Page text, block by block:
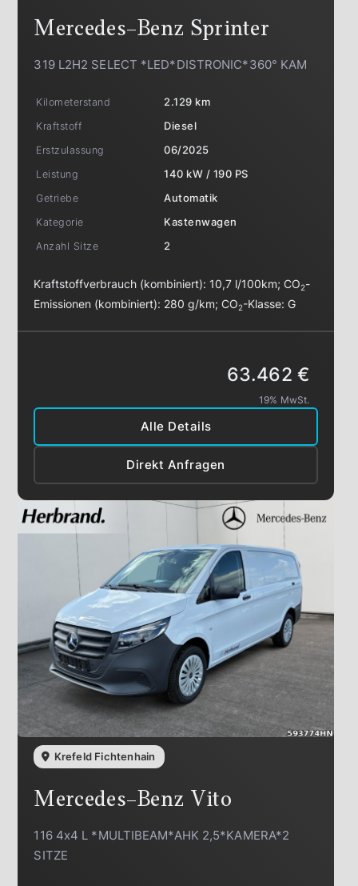
Mercedes-Benz Sprinter
319 L2H2 SELECT *LED*DISTRONIC*360° KAM
Kilometerstand
2.129 km
Kraftstoff
Diesel
Erstzulassung
06/2025
Leistung
140 kW / 190 PS
Getriebe
Automatik
Kategorie
Kastenwagen
Anzahl Sitze
2
Kraftstoffverbrauch (kombiniert): 10,7 l/100km;CO2-
Emissionen (kombiniert): 280 g/km;CO2-Klasse:G
Alle Details
Direkt Anfragen
63.462 €
19% MwSt.
Krefeld Fichtenhain
Mercedes-Benz Vito
116 4x4 L *MULTIBEAM*AHK 2,5*KAMERA*2
SITZE